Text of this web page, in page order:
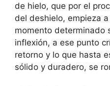
de hielo, que por el
del deshielo, empieza
momento determinado
inflexión, a ese punto
retorno y lo que hasta
sólido y duradero, se